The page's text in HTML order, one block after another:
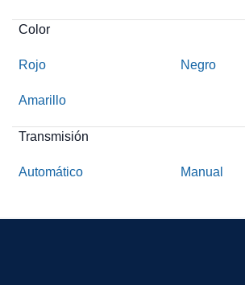
Color
Rojo Negro
Amarillo
Transmisión
Automático Manual